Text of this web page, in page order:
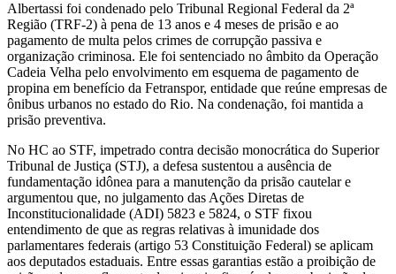
Albertassi foi condenado pelo Tribunal Regional Federal da 2ª
Região (TRF-2) à pena de 13 anos e 4 meses de prisão e ao
pagamento de multa pelos crimes de corrupção passiva e
organização criminosa. Ele foi sentenciado no âmbito da Operação
Cadeia Velha pelo envolvimento em esquema de pagamento de
propina em benefício da Fetranspor, entidade que reúne empresas de
ônibus urbanos no estado do Rio. Na condenação, foi mantida a
prisão preventiva.
No HC ao STF, impetrado contra decisão monocrática do Superior
Tribunal de Justiça (STJ), a defesa sustentou a ausência de
fundamentação idônea para a manutenção da prisão cautelar e
argumentou que, no julgamento das Ações Diretas de
Inconstitucionalidade (ADI) 5823 e 5824, o STF fixou
entendimento de que as regras relativas à imunidade dos
parlamentares federais (artigo 53 Constituição Federal) se aplicam
aos deputados estaduais. Entre essas garantias estão a proibição de